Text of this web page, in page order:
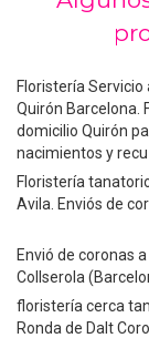
Floristería Servicio
Quirón Barcelona.
domicilio Quirón
nacimientos y recu
Floristería
Avila. Enviós de
Envió de coronas
Collserola
floristería cerca
Ronda de Dalt